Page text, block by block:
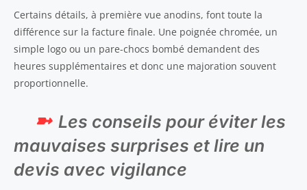
Certains détails, à première vue anodins, font toute la
différence sur la facture finale. Une poignée chromée, un
simple logo ou un pare-chocs bombé demandent des
heures supplémentaires et donc une majoration souvent
proportionnelle.
Les conseils pour éviter les
mauvaises surprises et lire un
devis avec vigilance